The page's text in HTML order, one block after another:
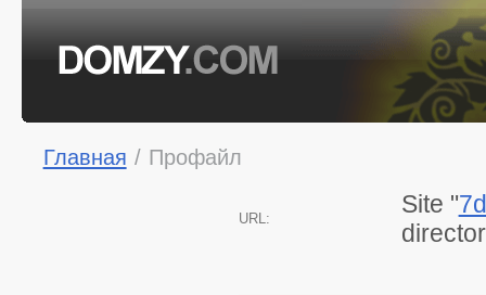
Главная / Профайл
URL:
Site "